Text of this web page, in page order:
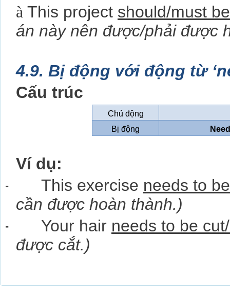
à This project should/must
án này nên được/phải được
4.9. Bị động với động từ
Cấu trúc
Chủ động
Bị động
Ví dụ:
- This exercise needs to
cần được hoàn thành.)
- Your hair needs to be
được cắt.)